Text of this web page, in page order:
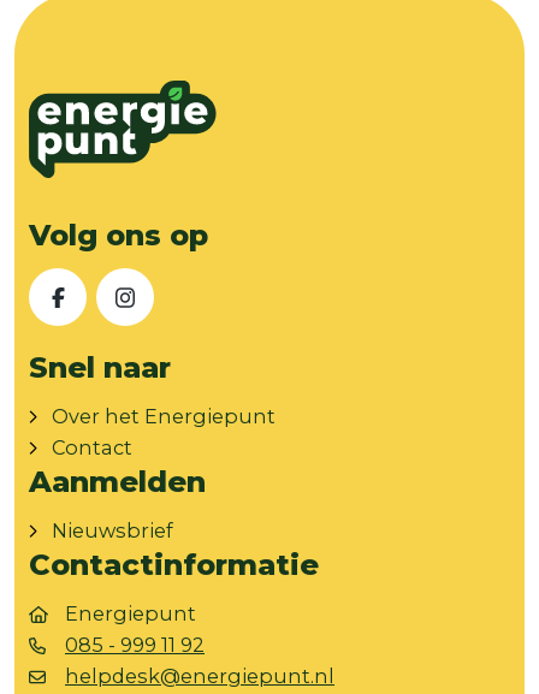
Volg ons op
FacebookInstagram
Snel naar
Over het Energiepunt
Contact
Aanmelden
Nieuwsbrief
Contactinformatie
Energiepunt
085 - 999 11 92
helpdesk@energiepunt.nl